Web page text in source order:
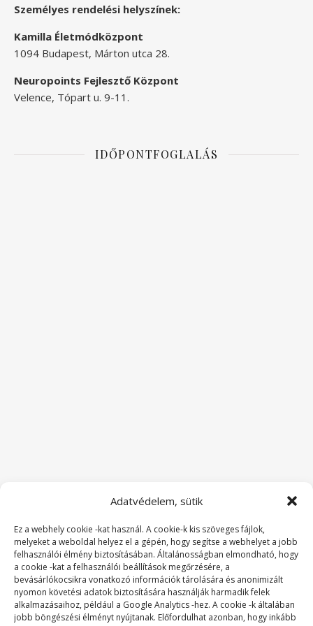
Adatvédelem, sütik
Ez a webhely cookie -kat használ. A cookie-k kis szöveges fájlok,
melyeket a weboldal helyez el a gépén, hogy segítse a webhelyet a jobb
felhasználói élmény biztosításában. Általánosságban elmondható, hogy
a cookie -kat a felhasználói beállítások megőrzésére, a
bevásárlókocsikra vonatkozó információk tárolására és anonimizált
nyomon követési adatok biztosítására használják harmadik felek
alkalmazásaihoz, például a Google Analytics -hez. A cookie -k általában
jobb böngészési élményt nyújtanak. Előfordulhat azonban, hogy inkább
Személyes rendelési helyszínek:
Kamilla Életmódközpont
1094 Budapest, Márton utca 28.
Neuropoints Fejlesztő Központ
Velence, Tópart u. 9-11.
IDŐPONTFOGLALÁS